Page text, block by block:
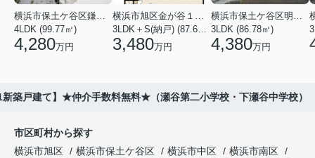
横浜市保土ケ谷区鎌谷町
4LDK (99.77㎡)
4,280万円
横浜市旭区金が谷１丁目
3LDK＋S(納戸) (87.61㎡)
3,480万円
横浜市保土ケ谷区明神台
3LDK (86.78㎡)
4,380万円
築戸建て】★仲介手数料無料★（瀬谷第二小学校・下瀬谷中学校）
市区町村から探す
横浜市旭区
横浜市保土ケ谷区 横浜市中区
横浜市南区